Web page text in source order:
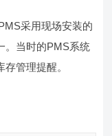
采用现场安装的
。当时的PMS系统
管理提醒。